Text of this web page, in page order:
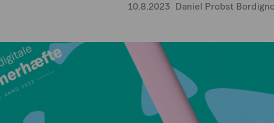
10.8.2023 Daniel Probst